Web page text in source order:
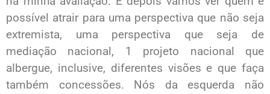
possível atrair para uma perspectiva que não seja
extremista, uma perspectiva que seja de
mediação nacional, 1 projeto nacional que
albergue, inclusive, diferentes visões e que faça
também concessões. Nós da esquerda não